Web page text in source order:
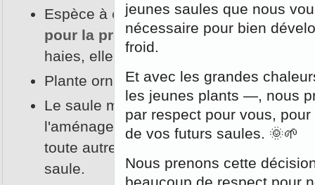
Espèce à croissance très rapide,
pour la production de biomasseou
haies, elle est très résistante aux
Plante ornementale très gracieuse.
Le saule miyabeana est l'espèce la
l'aménagement de haies brise-vent et
toute autre utilisation nécessitant
saule.
jeunes saules que nous
nécessaire pour bien
froid.
Et avec les grandes
les jeunes plants —, nous
par respect pour vous,
de vos futurs saules. 🌞🌱
Nous prenons cette